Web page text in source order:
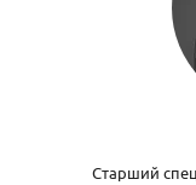
Старший